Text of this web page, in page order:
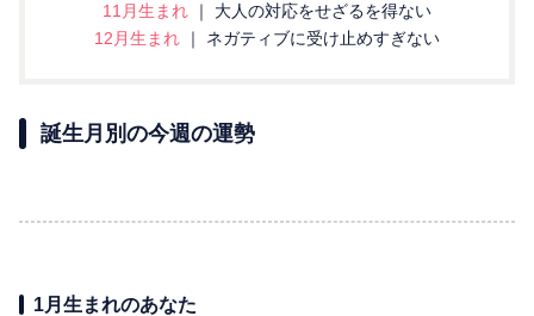
11月生まれ
｜ 大人の対応をせざるを得ない
12月生まれ
｜ ネガティブに受け止めすぎない
誕生月別の今週の運勢
1月生まれのあなた